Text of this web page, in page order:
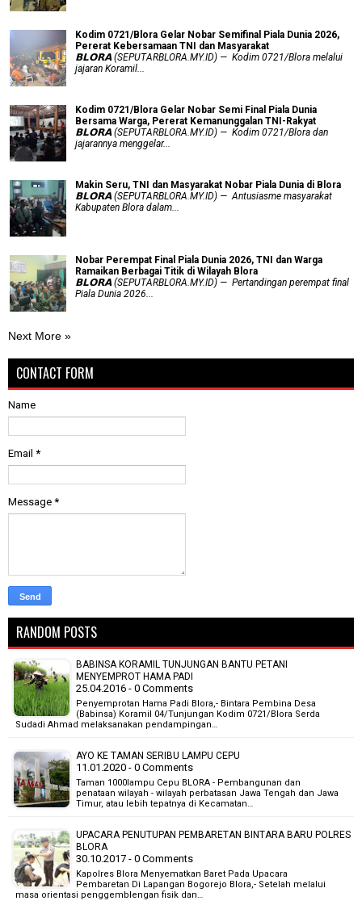
Kodim 0721/Blora Gelar Nobar Semifinal Piala Dunia 2026,
Pererat Kebersamaan TNI dan Masyarakat
𝗕𝗟𝗢𝗥𝗔 (SEPUTARBLORA.MY.ID) — Kodim 0721/Blora melalui
jajaran Koramil...
Kodim 0721/Blora Gelar Nobar Semi Final Piala Dunia
Bersama Warga, Pererat Kemanunggalan TNI-Rakyat
𝗕𝗟𝗢𝗥𝗔 (SEPUTARBLORA.MY.ID) — Kodim 0721/Blora dan
jajarannya menggelar...
Makin Seru, TNI dan Masyarakat Nobar Piala Dunia di Blora
𝗕𝗟𝗢𝗥𝗔 (SEPUTARBLORA.MY.ID) — Antusiasme masyarakat
Kabupaten Blora dalam...
Nobar Perempat Final Piala Dunia 2026, TNI dan Warga
Ramaikan Berbagai Titik di Wilayah Blora
𝗕𝗟𝗢𝗥𝗔 (SEPUTARBLORA.MY.ID) — Pertandingan perempat final
Piala Dunia 2026...
Next More »
CONTACT FORM
Name
Email *
Message *
RANDOM POSTS
BABINSA KORAMIL TUNJUNGAN BANTU PETANI
MENYEMPROT HAMA PADI
25.04.2016 - 0 Comments
Penyemprotan Hama Padi Blora,- Bintara Pembina Desa
(Babinsa) Koramil 04/Tunjungan Kodim 0721/Blora Serda
Sudadi Ahmad melaksanakan pendampingan…
AYO KE TAMAN SERIBU LAMPU CEPU
11.01.2020 - 0 Comments
Taman 1000lampu Cepu BLORA - Pembangunan dan
penataan wilayah - wilayah perbatasan Jawa Tengah dan Jawa
Timur, atau lebih tepatnya di Kecamatan…
UPACARA PENUTUPAN PEMBARETAN BINTARA BARU POLRES
BLORA
30.10.2017 - 0 Comments
Kapolres Blora Menyematkan Baret Pada Upacara
Pembaretan Di Lapangan Bogorejo Blora,- Setelah melalui
masa orientasi penggemblengan fisik dan…